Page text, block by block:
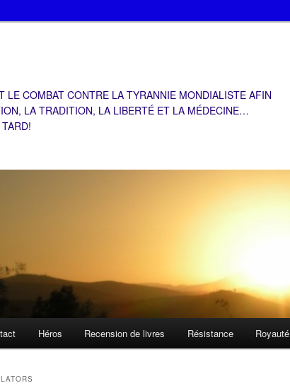
LE COMBAT CONTRE LA TYRANNIE MONDIALISTE AFIN
LA TRADITION, LA LIBERTÉ ET LA MÉDECINE…
Héros Recension de livres Résistance Royauté